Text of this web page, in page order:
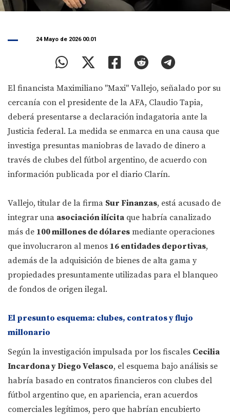
24 Mayo de 2026 00.01
El financista Maximiliano "Maxi" Vallejo, señalado por su
cercanía con el presidente de la AFA, Claudio Tapia,
deberá presentarse a declaración indagatoria ante la
Justicia federal. La medida se enmarca en una causa que
investiga presuntas maniobras de lavado de dinero a
través de clubes del fútbol argentino, de acuerdo con
información publicada por el diario Clarín.
Vallejo, titular de la firma Sur Finanzas, está acusado de
integrar una asociación ilícita que habría canalizado
más de 100 millones de dólares mediante operaciones
que involucraron al menos 16 entidades deportivas,
además de la adquisición de bienes de alta gama y
propiedades presuntamente utilizadas para el blanqueo
de fondos de origen ilegal.
El presunto esquema: clubes, contratos y flujo
millonario
Según la investigación impulsada por los fiscales Cecilia
Incardona y Diego Velasco, el esquema bajo análisis se
habría basado en contratos financieros con clubes del
fútbol argentino que, en apariencia, eran acuerdos
comerciales legítimos, pero que habrían encubierto